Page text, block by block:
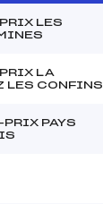
LES
LA
LES CONFINS
PAYS